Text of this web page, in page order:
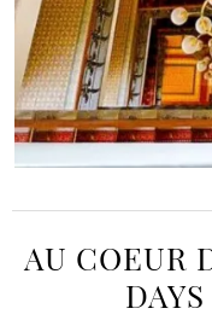
AU COEUR